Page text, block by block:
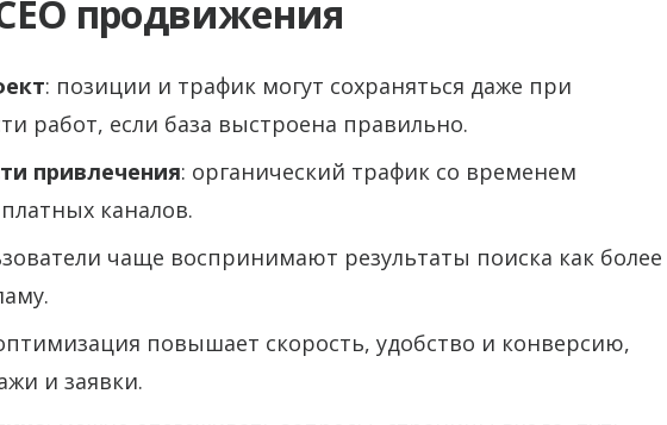
продвижения
: позиции и трафик могут сохраняться даже при
работ, если база выстроена правильно.
привлечения: органический трафик со временем
каналов.
чаще воспринимают результаты поиска как более
повышает скорость, удобство и конверсию,
и заявки.